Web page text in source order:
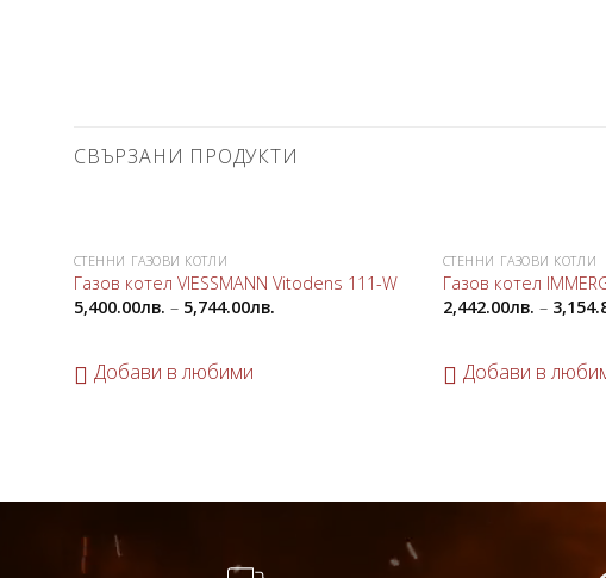
СВЪРЗАНИ ПРОДУКТИ
Добави
в
СТЕННИ ГАЗОВИ КОТЛИ
Газов котел VIESSMANN Vitodens 111-W
5,400.00лв. – 5,744.00лв.
Добави в любими
СТЕННИ ГАЗОВИ КОТЛИ
Газов котел
2,442.00лв. –
Добави в